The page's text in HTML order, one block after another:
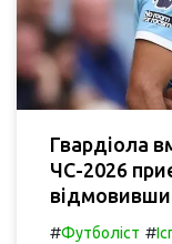
Гвардіола
ЧС-2026
#Футболіст #